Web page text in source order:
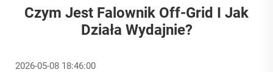
Czym Jest Falownik Off-Grid I Jak
Działa Wydajnie?
2026-05-08 18:46:00